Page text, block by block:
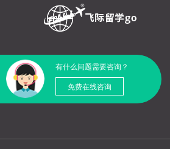
有什么问题需要咨询？
免费在线咨询